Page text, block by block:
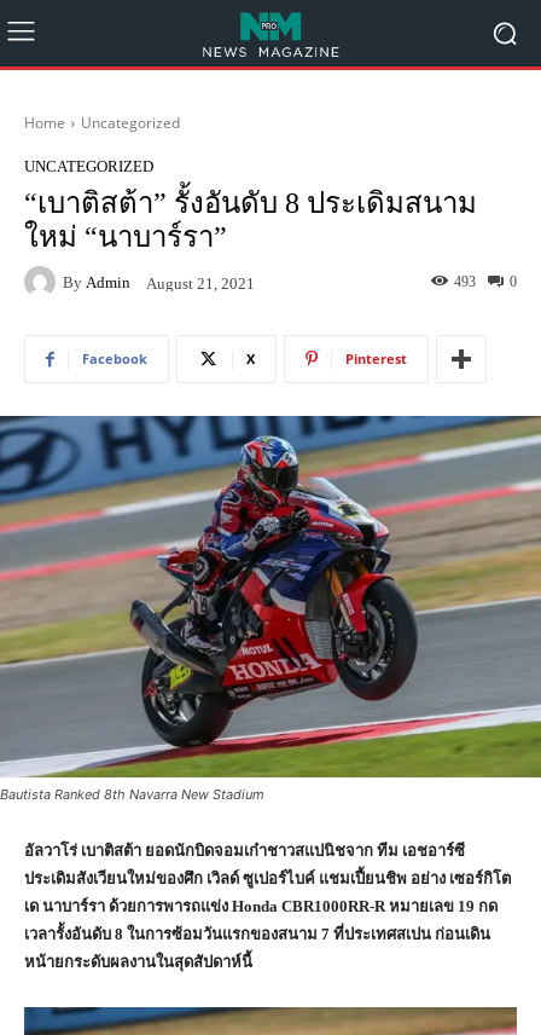
Home Uncategorized
UNCATEGORIZED
“เบาติสต้า” รั้งอันดับ 8 ประเดิมสนาม
ใหม่ “นาบาร์รา”
By Admin August 21, 2021 0
493
Facebook X Pinterest
Bautista Ranked 8th Navarra New Stadium
อัลวาโร่ เบาติสต้า ยอดนักบิดจอมเก๋าชาวสแปนิชจาก ทีม เอชอาร์ซี
ประเดิมสังเวียนใหม่ของศึก เวิลด์ ซูเปอร์ไบค์ แชมเปี้ยนชิพ อย่าง เซอร์กิโต
เด นาบาร์รา ด้วยการพารถแข่ง Honda CBR1000RR-R หมายเลข 19 กด
เวลารั้งอันดับ 8 ในการซ้อมวันแรกของสนาม 7 ที่ประเทศสเปน ก่อนเดิน
หน้ายกระดับผลงานในสุดสัปดาห์นี้